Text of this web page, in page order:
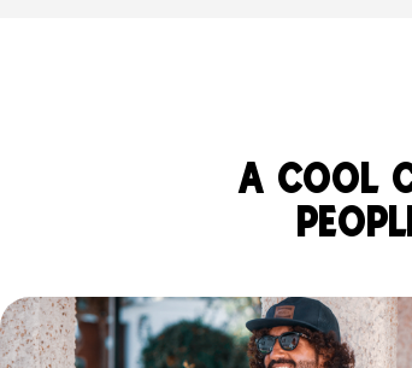
a cool